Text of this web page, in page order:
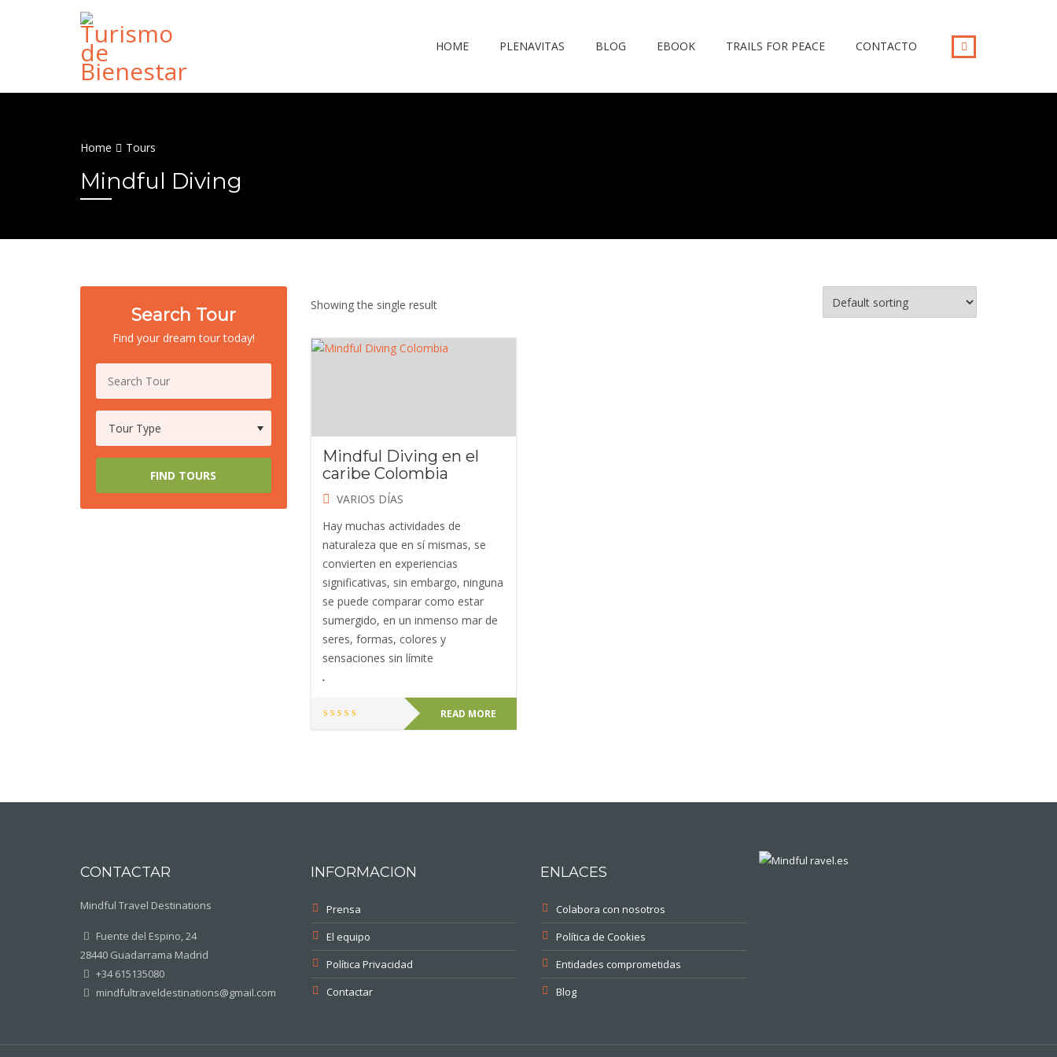
HOME PLENAVITAS BLOG EBOOK TRAILS FOR PEACE CONTACTO
Home Tours
Mindful Diving
Showing the single result
Mindful Diving en el
caribe Colombia
VARIOS DÍAS
Hay muchas actividades de
naturaleza que en sí mismas, se
convierten en experiencias
significativas, sin embargo, ninguna
se puede comparar como estar
sumergido, en un inmenso mar de
seres, formas, colores y
sensaciones sin límite
.
READ MORE
Search Tour
Find your dream tour today!
FIND TOURS
CONTACTAR
Mindful Travel Destinations
Fuente del Espino, 24
28440 Guadarrama Madrid
+34 615135080
mindfultraveldestinations@gmail.com
INFORMACION
Prensa
El equipo
Política Privacidad
Contactar
ENLACES
Colabora con nosotros
Política de Cookies
Entidades comprometidas
Blog